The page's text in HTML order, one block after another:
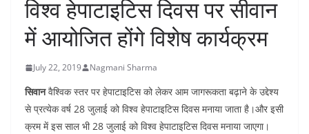
विश्व हेपाटाइटिस दिवस पर सीवान
में आयोजित होंगे विशेष कार्यक्रम
July 22, 2019 Nagmani Sharma
सिवानवैश्विक स्तर पर हेपाटाइटिस को लेकर आम जागरूकता बढ़ाने के उद्देश्य
से प्रत्येक वर्ष 28 जुलाई को विश्व हेपाटाइटिस दिवस मनाया जाता है।और इसी
क्रम में इस साल भी 28 जुलाई को विश्व हेपाटाइटिस दिवस मनाया जाएगा।